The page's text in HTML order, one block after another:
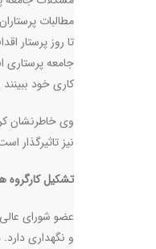
مطالبات
تا روز پرستار
جامعه پرستاری
کاری خود
وی خاطرنشان
نیز تاثیرگذار
تشکیل کارگروه
عضو شورای
و نگهداری